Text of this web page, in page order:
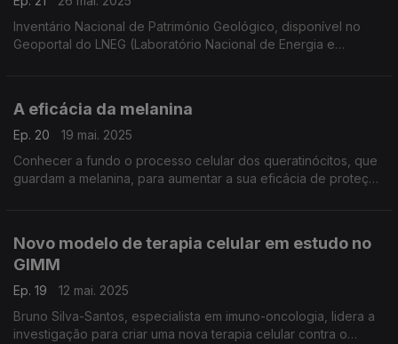
Inventário Nacional de Património Geológico, disponível no
Geoportal do LNEG (Laboratório Nacional de Energia e
A eficácia da melanina
Ep. 20
19 mai. 2025
Conhecer a fundo o processo celular dos queratinócitos, que
guardam a melanina, para aumentar a sua eficácia de proteção
Novo modelo de terapia celular em estudo no
GIMM
Ep. 19
12 mai. 2025
Bruno Silva-Santos, especialista em imuno-oncologia, lidera a
investigação para criar uma nova terapia celular contra o